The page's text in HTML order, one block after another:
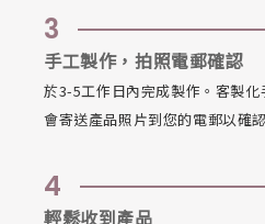
3
手工製作，拍照電郵確認
於3-5工作日內完成製作。客製
會寄送產品照片到您的電郵以確認
4
輕鬆收到產品